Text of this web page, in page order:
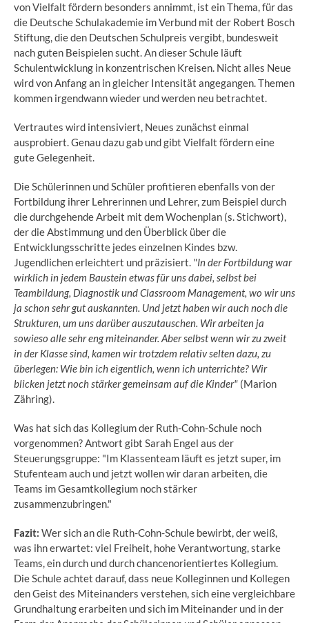
von Vielfalt fördern besonders annimmt, ist ein Thema, für das
die Deutsche Schulakademie im Verbund mit der Robert Bosch
Stiftung, die den Deutschen Schulpreis vergibt, bundesweit
nach guten Beispielen sucht. An dieser Schule läuft
Schulentwicklung in konzentrischen Kreisen. Nicht alles Neue
wird von Anfang an in gleicher Intensität angegangen. Themen
kommen irgendwann wieder und werden neu betrachtet.
Vertrautes wird intensiviert, Neues zunächst einmal
ausprobiert. Genau dazu gab und gibt Vielfalt fördern eine
gute Gelegenheit.
Die Schülerinnen und Schüler profitieren ebenfalls von der
Fortbildung ihrer Lehrerinnen und Lehrer, zum Beispiel durch
die durchgehende Arbeit mit dem Wochenplan (s. Stichwort),
der die Abstimmung und den Überblick über die
Entwicklungsschritte jedes einzelnen Kindes bzw.
Jugendlichen erleichtert und präzisiert. "In der Fortbildung war
wirklich in jedem Baustein etwas für uns dabei, selbst bei
Teambildung, Diagnostik und Classroom Management, wo wir uns
ja schon sehr gut auskannten. Und jetzt haben wir auch noch die
Strukturen, um uns darüber auszutauschen. Wir arbeiten ja
sowieso alle sehr eng miteinander. Aber selbst wenn wir zu zweit
in der Klasse sind, kamen wir trotzdem relativ selten dazu, zu
überlegen: Wie bin ich eigentlich, wenn ich unterrichte? Wir
blicken jetzt noch stärker gemeinsam auf die Kinder" (Marion
Zähring).
Was hat sich das Kollegium der Ruth-Cohn-Schule noch
vorgenommen? Antwort gibt Sarah Engel aus der
Steuerungsgruppe: "Im Klassenteam läuft es jetzt super, im
Stufenteam auch und jetzt wollen wir daran arbeiten, die
Teams im Gesamtkollegium noch stärker
zusammenzubringen."
Fazit: Wer sich an die Ruth-Cohn-Schule bewirbt, der weiß,
was ihn erwartet: viel Freiheit, hohe Verantwortung, starke
Teams, ein durch und durch chancenorientiertes Kollegium.
Die Schule achtet darauf, dass neue Kolleginnen und Kollegen
den Geist des Miteinanders verstehen, sich eine vergleichbare
Grundhaltung erarbeiten und sich im Miteinander und in der